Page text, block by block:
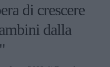
di crescere
dalla